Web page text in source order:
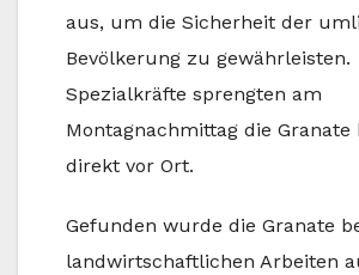
aus, um die Sicherheit der
Bevölkerung zu gewährleisten.
Spezialkräfte sprengten am
Montagnachmittag die
direkt vor Ort.
Gefunden wurde die Granate
landwirtschaftlichen Arbeiten